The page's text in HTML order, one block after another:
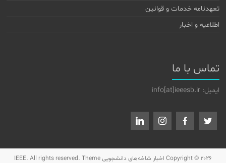
تعهدنامه خدمات و قوانین
اطلاعیه و اخبار
تماس با ما
ایمیل: info[at]ieeesb.ir
Copyright © 2026 اخبار شاخه‌های دانشجویی IEEE. All rights reserved. Theme